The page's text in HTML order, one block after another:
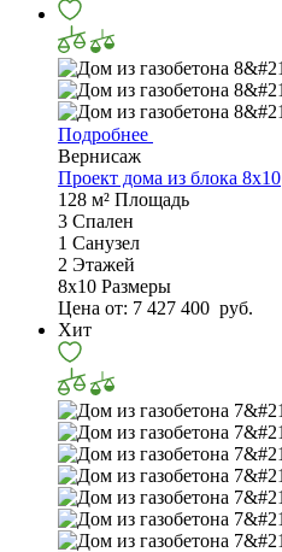
Подробнее
Вернисаж
Проект дома из блока 8x10
128 м² Площадь
3 Спален
1 Санузел
2 Этажей
8х10 Размеры
Цена от: 7 427 400 руб.
Хит